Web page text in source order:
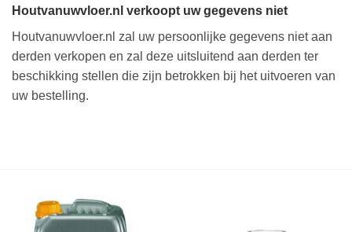
Houtvanuwvloer.nl verkoopt uw gegevens niet
Houtvanuwvloer.nl zal uw persoonlijke gegevens niet aan
derden verkopen en zal deze uitsluitend aan derden ter
beschikking stellen die zijn betrokken bij het uitvoeren van
uw bestelling.